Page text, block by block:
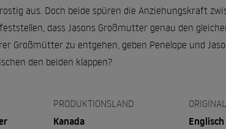
aus. Doch beide spüren die Anziehungskraft
dass Jasons Großmutter genau den
Großmütter zu entgehen, geben Penelope und
den beiden klappen?
PRODUKTIONSLAND
Kanada Englisch